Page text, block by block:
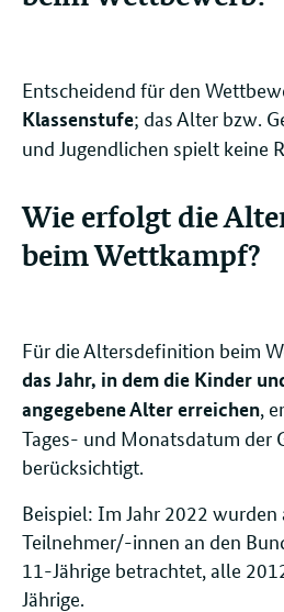
Entscheidend für den
Klassenstufe; das Alter bzw.
und Jugendlichen spielt keine
Wie erfolgt die
beim Wettkampf?
Für die Altersdefinition beim
das Jahr, in dem die Kinder
angegebene Alter erreichen ,
Tages- und Monatsdatum der
berücksichtigt.
Beispiel: Im Jahr 2022
Teilnehmer/-innen an den
11-Jährige betrachtet, alle
Jährige.